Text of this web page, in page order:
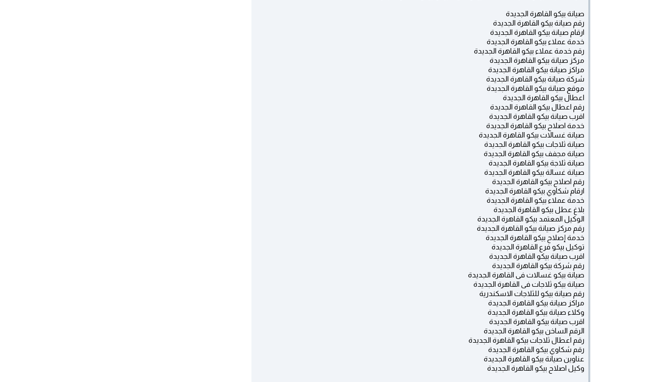
صيانة بيكو القاهرة الجديدة
رقم صيانة بيكو القاهرة الجديدة
ارقام صيانة بيكو القاهرة الجديدة
خدمة عملاء بيكو القاهرة الجديدة
رقم خدمة عملاء بيكو القاهرة الجديدة
مركز صيانة بيكو القاهرة الجديدة
مراكز صيانة بيكو القاهرة الجديدة
شركة صيانة بيكو القاهرة الجديدة
موقع صيانة بيكو القاهرة الجديدة
اعطال بيكو القاهرة الجديدة
رقم اعطال بيكو القاهرة الجديدة
اقرب صيانة بيكو القاهرة الجديدة
خدمة اصلاح بيكو القاهرة الجديدة
صيانة غسالات بيكو القاهرة الجديدة
صيانة ثلاجات بيكو القاهرة الجديدة
صيانة مجفف بيكو القاهرة الجديدة
صيانة ثلاجة بيكو القاهرة الجديدة
صيانة غسالة بيكو القاهرة الجديدة
رقم اصلاح بيكو القاهرة الجديدة
ارقام شكاوي بيكو القاهرة الجديدة
خدمة عملاء بيكو القاهرة الجديدة
بلاغ عطل بيكو القاهرة الجديدة
الوكيل المعتمد بيكو القاهرة الجديدة
رقم مركز صيانة بيكو القاهرة الجديدة
خدمة إصلاح بيكو القاهرة الجديدة
توكيل بيكو فرع القاهرة الجديدة
اقرب صيانة بيكو القاهرة الجديدة
رقم شركة بيكو القاهرة الجديدة
صيانة بيكو غسالات فى القاهرة الجديدة
صيانة بيكو ثلاجات فى القاهرة الجديدة
رقم صيانة بيكو للثلاجات الاسكندرية
مراكز صيانة بيكو القاهرة الجديدة
وكلاء صيانة بيكو القاهرة الجديدة
اقرب صيانة بيكو القاهرة الجديدة
الرقم الساخن بيكو القاهرة الجديدة
رقم اعطال ثلاجات بيكو القاهرة الجديدة
رقم شكاوي بيكو القاهرة الجديدة
عناوين صيانة بيكو القاهرة الجديدة
وكيل اصلاح بيكو القاهرة الجديدة